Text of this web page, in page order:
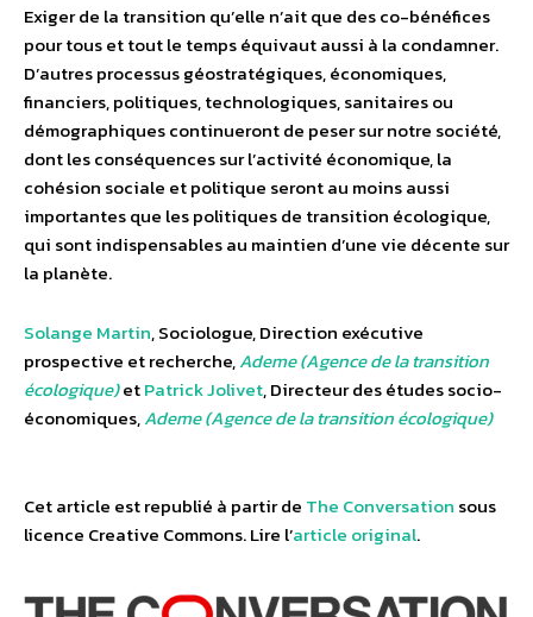
Exiger de la transition qu’elle n’ait que des co-bénéfices
pour tous et tout le temps équivaut aussi à la condamner.
D’autres processus géostratégiques, économiques,
financiers, politiques, technologiques, sanitaires ou
démographiques continueront de peser sur notre société,
dont les conséquences sur l’activité économique, la
cohésion sociale et politique seront au moins aussi
importantes que les politiques de transition écologique,
qui sont indispensables au maintien d’une vie décente sur
la planète.
Solange Martin, Sociologue, Direction exécutive
prospective et recherche,Ademe (Agence de la transition
écologique)etPatrick Jolivet, Directeur des études socio-
économiques,Ademe (Agence de la transition écologique)
Cet article est republié à partir de The Conversation sous
licence Creative Commons. Lire l’article original.